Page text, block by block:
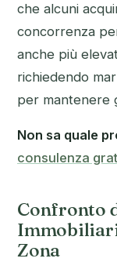
che alcuni
concorrenza
anche più
richiedendo
per mantenere
Non sa quale
consulenza
Confronto
Zona